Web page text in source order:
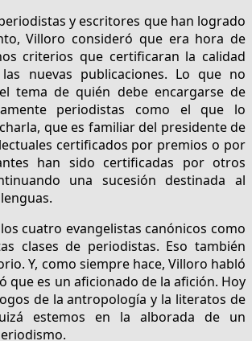
y escritores que han logrado
Villoro consideró que era hora de
criterios que certificaran la calidad
nuevas publicaciones. Lo que no
tema de quién debe encargarse de
periodistas como el que lo
que es familiar del presidente de
certificados por premios o por
han sido certificadas por otros
una sucesión destinada al
cuatro evangelistas canónicos como
clases de periodistas. Eso también
Y, como siempre hace, Villoro habló
que es un aficionado de la afición. Hoy
de la antropología y la literatos de
estemos en la alborada de un